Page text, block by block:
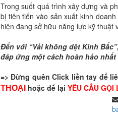
Trong suốt quá trình xây dựng và
bị tiên tiến vào sản xuất kinh
hiện đang sở hữu năng lực kỹ thuật
Đến với “Vải không dệt Kinh
đáp ứng một cách hoàn hảo
=> Đừng quên Click liền tay để
THOẠI hoặc để lại YÊU CẦU GỌI